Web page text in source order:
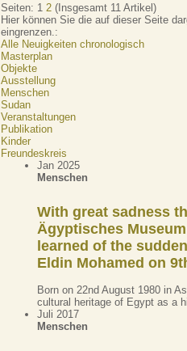
Seiten: 1 2 (Insgesamt 11 Artikel)
Hier können Sie die auf dieser Seite
eingrenzen.:
Alle Neuigkeiten chronologisch
Masterplan
Objekte
Ausstellung
Menschen
Sudan
Veranstaltungen
Publikation
Kinder
Freundeskreis
Jan 2025
Menschen
With great sadness
Ägyptisches
learned of the
Eldin Mohamed on
Born on 22nd August 1980 in
cultural heritage of Egypt as a
Juli 2017
Menschen